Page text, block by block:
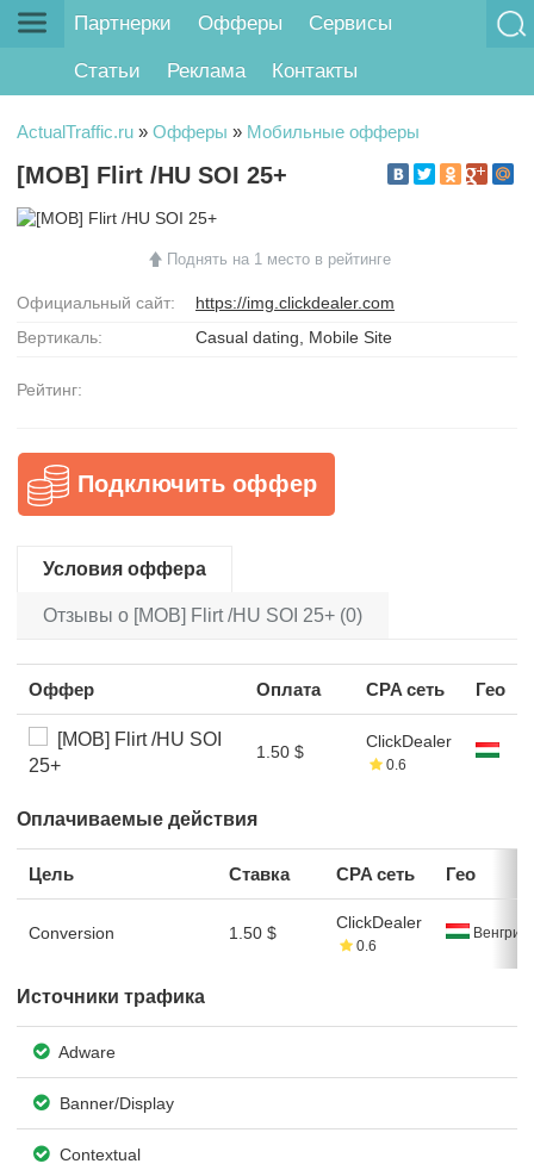
Партнерки Офферы Сервисы
Статьи Реклама Контакты
ActualTraffic.ru » Офферы » Мобильные офферы
[MOB] Flirt /HU SOI 25+
Поднять на 1 место в рейтинге
Официальный сайт:
https://img.clickdealer.com
Вертикаль:
Casual dating, Mobile Site
Рейтинг:
Подключить оффер
Условия оффера
Отзывы о [MOB] Flirt /HU SOI 25+ (0)
Оффер Оплата CPA сеть Гео
[MOB] Flirt /HU SOI
25+
1.50 $
ClickDealer
0.6
Оплачиваемые действия
Цель Ставка CPA сеть Гео
Conversion 1.50 $
ClickDealer
0.6
Венгрия
Источники трафика
Adware
Banner/Display
Contextual